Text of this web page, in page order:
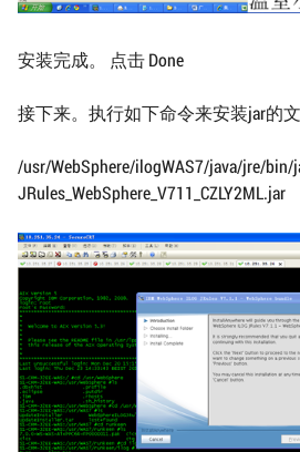
安装完成。 点击 Done
接下来。执行如下命令来安装jar的文
/usr/WebSphere/ilogWAS7/java/jre/bin/
JRules_WebSphere_V711_CZLY2ML.jar